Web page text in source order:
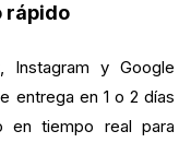
rápido
Instagram y Google
entrega en 1 o 2 días
en tiempo real para